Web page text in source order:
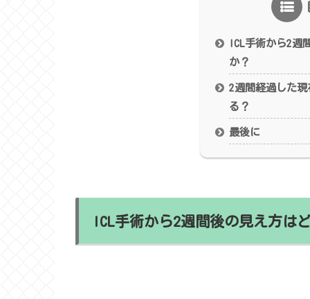
ICL手術から2週
か？
2週間経過した
る？
最後に
ICL手術から2週間後の見え方は